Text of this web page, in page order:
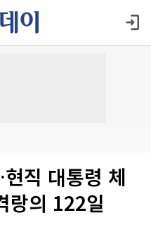
직 대통령 체
랑의 122일